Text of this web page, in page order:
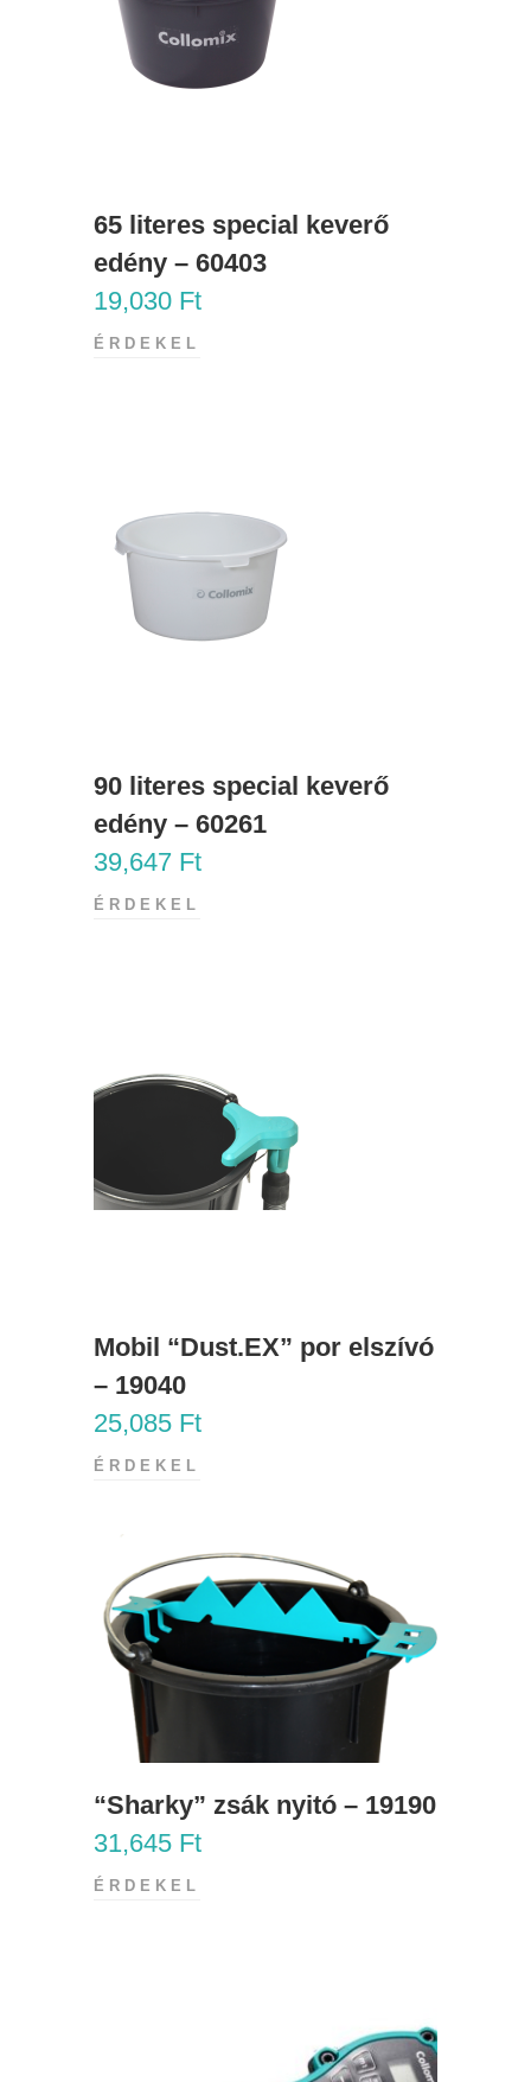
65 literes special keverő
edény – 60403
19,030 Ft
ÉRDEKEL
90 literes special keverő
edény – 60261
39,647 Ft
ÉRDEKEL
Mobil “Dust.EX” por elszívó
– 19040
25,085 Ft
ÉRDEKEL
“Sharky” zsák nyitó – 19190
31,645 Ft
ÉRDEKEL